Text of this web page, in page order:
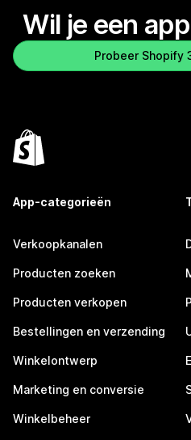
Wil je een
Probeer Shopify
App-categorieën
Verkoopkanalen
Producten zoeken
Producten verkopen
Bestellingen en verzending
Winkelontwerp
Marketing en conversie
Winkelbeheer